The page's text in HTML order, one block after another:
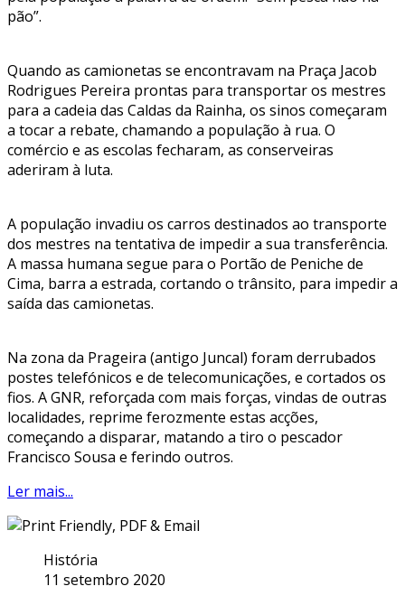
pão”.
Quando as camionetas se encontravam na Praça Jacob
Rodrigues Pereira prontas para transportar os mestres
para a cadeia das Caldas da Rainha, os sinos começaram
a tocar a rebate, chamando a população à rua. O
comércio e as escolas fecharam, as conserveiras
aderiram à luta.
A população invadiu os carros destinados ao transporte
dos mestres na tentativa de impedir a sua transferência.
A massa humana segue para o Portão de Peniche de
Cima, barra a estrada, cortando o trânsito, para impedir a
saída das camionetas.
Na zona da Prageira (antigo Juncal) foram derrubados
postes telefónicos e de telecomunicações, e cortados os
fios. A GNR, reforçada com mais forças, vindas de outras
localidades, reprime ferozmente estas acções,
começando a disparar, matando a tiro o pescador
Francisco Sousa e ferindo outros.
Ler mais...
História
11 setembro 2020